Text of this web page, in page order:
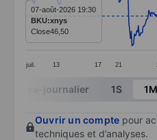
The chart has 1 X axis
The chart has 1 Y axis
juil. 13 17 21
07-août-2026 19:30
BKU:xnys
Close46,50
End of interactive chart.
Intra-journalier 1S 1M
Ouvrir un compte pour
techniques et d’analyses.